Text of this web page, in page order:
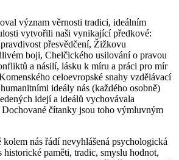
význam věrnosti tradici, ideálním
vytvořili naši vynikající předkové:
přesvědčení, Žižkovu
boji, Chelčického usilování o pravou
a násilí, lásku k míru a práci pro mír
celoevropské snahy vzdělávací
ideály nás (každého osobně)
idejí a ideálů vychovávala
čítanky jsou toho výmluvným
kolem nás řádí nevyhlášená psychologická
historické paměti, tradic, smyslu hodnot,